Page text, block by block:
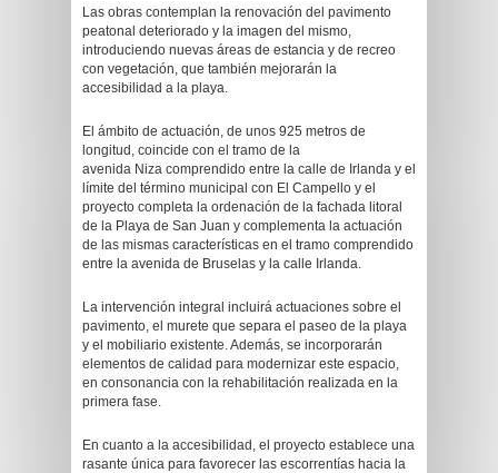
Las obras contemplan la renovación del pavimento
peatonal deteriorado y la imagen del mismo,
introduciendo nuevas áreas de estancia y de recreo
con vegetación, que también mejorarán la
accesibilidad a la playa.
El ámbito de actuación, de unos 925 metros de
longitud, coincide con el tramo de la
avenida Niza comprendido entre la calle de Irlanda y el
límite del término municipal con El Campello y el
proyecto completa la ordenación de la fachada litoral
de la Playa de San Juan y complementa la actuación
de las mismas características en el tramo comprendido
entre la avenida de Bruselas y la calle Irlanda.
La intervención integral incluirá actuaciones sobre el
pavimento, el murete que separa el paseo de la playa
y el mobiliario existente. Además, se incorporarán
elementos de calidad para modernizar este espacio,
en consonancia con la rehabilitación realizada en la
primera fase.
En cuanto a la accesibilidad, el proyecto establece una
rasante única para favorecer las escorrentías hacia la